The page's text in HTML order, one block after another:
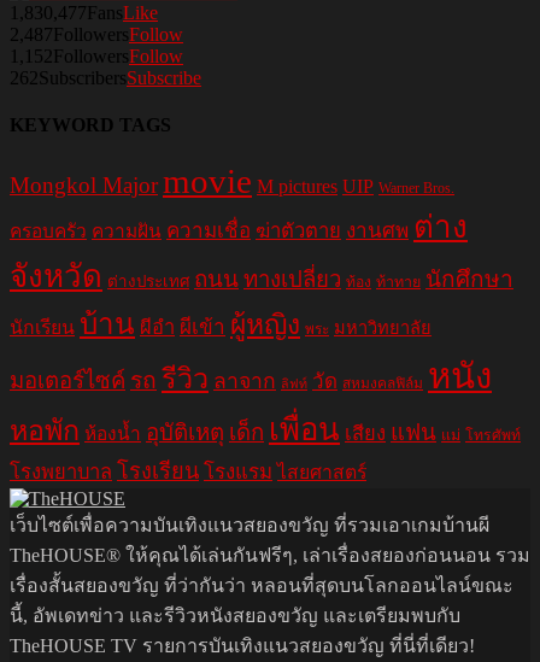
1,830,477FansLike
2,487FollowersFollow
1,152FollowersFollow
262SubscribersSubscribe
KEYWORD TAGS
Mongkol Majormovie M pictures UIP Warner Bros.
ครอบครัว ความฝัน ความเชื่อ ฆ่าตัวตาย งานศพ ต่าง
จังหวัด ต่างประเทศ ถนนทางเปลี่ยว ท้อง ท้าทาย นักศึกษา
นักเรียน บ้าน ผีอำ ผีเข้า ผู้หญิง พระ มหาวิทยาลัย
มอเตอร์ไซค์ รถ รีวิว ลาจาก ลิฟท์ วัด สหมงคลฟิล์ม หนัง
หอพัก ห้องน้ำ อุบัติเหตุ เด็ก เพื่อน เสียง แฟน แม่ โทรศัพท์
โรงพยาบาล โรงเรียน โรงแรม ไสยศาสตร์
เว็บไซต์เพื่อความบันเทิงแนวสยองขวัญ ที่รวมเอาเกมบ้านผี
TheHOUSE® ให้คุณได้เล่นกันฟรีๆ, เล่าเรื่องสยองก่อนนอน รวม
เรื่องสั้นสยองขวัญ ที่ว่ากันว่า หลอนที่สุดบนโลกออนไลน์ขณะ
นี้, อัพเดทข่าว และรีวิวหนังสยองขวัญ และเตรียมพบกับ
TheHOUSE TV รายการบันเทิงแนวสยองขวัญ ที่นี่ที่เดียว!